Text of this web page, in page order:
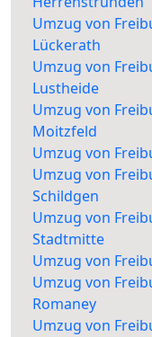
Umzug von
Lückerath
Umzug von
Lustheide
Umzug von
Moitzfeld
Umzug von
Umzug von
Schildgen
Umzug von
Stadtmitte
Umzug von
Umzug von
Romaney
Umzug von